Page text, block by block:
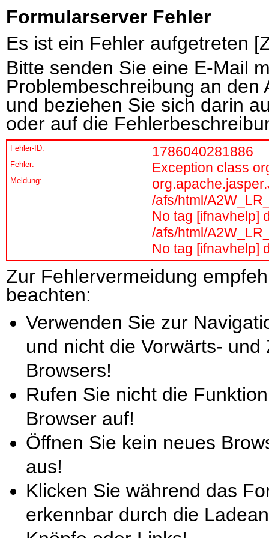
Formularserver Fehler
Es ist ein Fehler aufgetreten
Bitte senden Sie eine E-Mail
Problembeschreibung an
und beziehen Sie sich darin
oder auf die
Fehler-ID: 1786040281886
Fehler: Exception class
Meldung:
/afs/html/
No tag [ifnavhelp]
/afs/html/
No tag [ifnavhelp]
Zur Fehlervermeidung
beachten:
Verwenden Sie zur
und nicht die Vorwärts-
Browsers!
Rufen Sie nicht die
Browser auf!
Öffnen Sie kein neues
aus!
Klicken Sie während das
erkennbar durch die